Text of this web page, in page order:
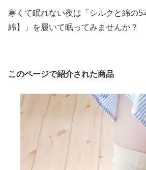
寒くて眠れない夜は「シルクと綿の5
綿】」を履いて眠ってみませんか？
このページで紹介された商品